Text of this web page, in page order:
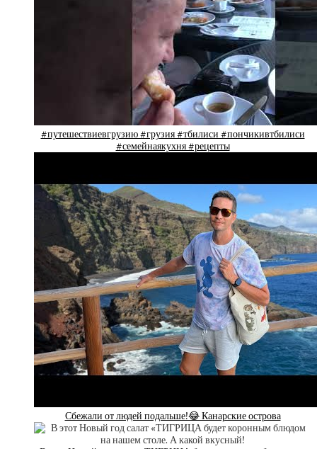
#путешествиевгрузию #грузия #тбилиси #пончикивтбилиси
#семейнаякухня #рецепты
Сбежали от людей подальше!😂 Канарские острова